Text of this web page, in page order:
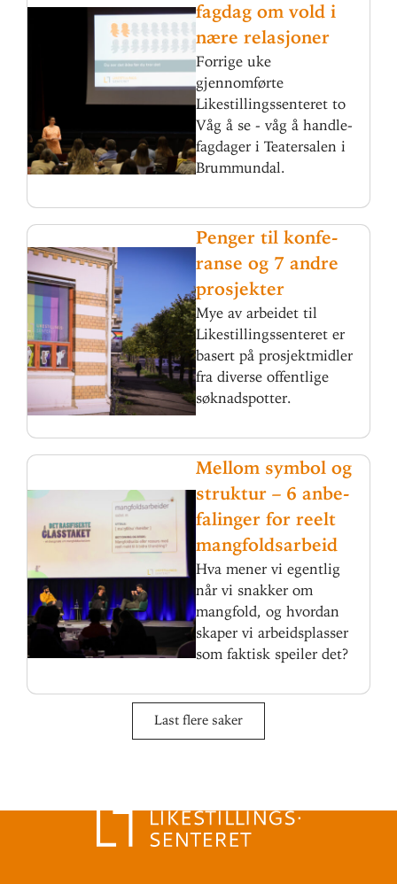
fagdag om vold i
nære relasjoner
Forrige uke
gjennomførte
Likestillingssenteret to
Våg å se - våg å handle-
fagdager i Teatersalen i
Brummundal.
Penger til kon­fe­
ranse og 7 andre
prosjekter
Mye av arbeidet til
Likestillingssenteret er
basert på prosjektmidler
fra diverse offentlige
søknadspotter.
Mellom symbol og
struktur – 6 anbe­
fa­linger for reelt
mangfoldsarbeid
Hva mener vi egentlig
når vi snakker om
mangfold, og hvordan
skaper vi arbeidsplasser
som faktisk speiler det?
Last flere saker